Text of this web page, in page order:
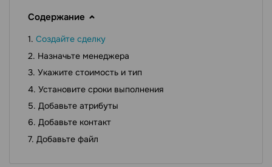
Содержание
Cоздайте сделку
Назначьте менеджера
Укажите стоимость и тип
Установите сроки выполнения
Добавьте атрибуты
Добавьте контакт
Добавьте файл